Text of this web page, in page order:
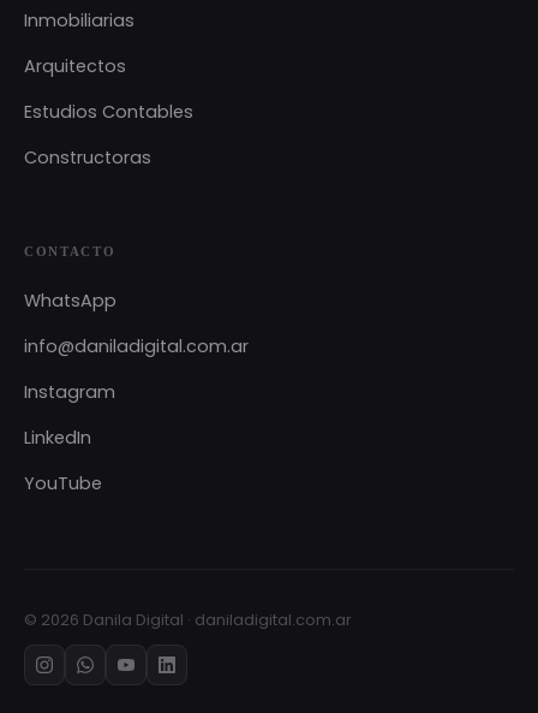
Inmobiliarias
Arquitectos
Estudios Contables
Constructoras
CONTACTO
WhatsApp
info@daniladigital.com.ar
Instagram
LinkedIn
YouTube
© 2026 Danila Digital · daniladigital.com.ar